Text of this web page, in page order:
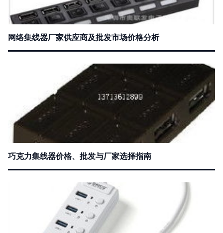
网络集线器厂家供应商及批发市场价格分析
巧克力集线器价格、批发与厂家选择指南